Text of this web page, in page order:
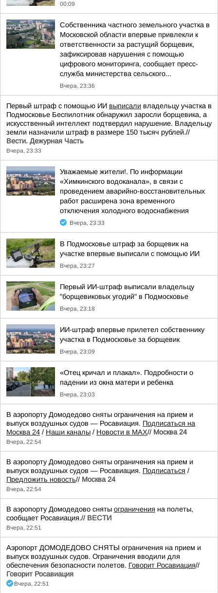
00:09
Собственника частного земельного участка в
Московской области впервые привлекли к
ответственности за растущий борщевик,
зафиксировав нарушения с помощью
цифрового мониторинга, сообщает пресс-
служба министерства сельского...
Вчера, 23:36
Первый штраф с помощью ИИ выписали владельцу участка в
Подмосковье Беспилотник обнаружил заросли борщевика, а
искусственный интеллект подтвердил нарушение. Владельцу
земли назначили штраф в размере 150 тысяч рублей.//
Вести. Дежурная Часть
Вчера, 23:33
Уважаемые жители!. По информации
«Химкинского водоканала», в связи с
проведением аварийно-восстановительных
работ расширена зона временного
отключения холодного водоснабжения
Вчера, 23:33
В Подмосковье штраф за борщевик на
участке впервые выписали с помощью ИИ
Вчера, 23:27
Первый ИИ-штраф выписали владельцу
"борщевиковых угодий" в Подмосковье
Вчера, 23:18
ИИ-штраф впервые прилетел собственнику
участка в Подмосковье за борщевик
Вчера, 23:09
«Отец кричал и плакал». Подробности о
падении из окна матери и ребенка
Вчера, 23:03
В аэропорту Домодедово сняты ограничения на прием и
выпуск воздушных судов — Росавиация. Подписаться на
Москва 24 / Наши каналы / Новости в MAX// Москва 24
Вчера, 22:54
В аэропорту Домодедово сняты ограничения на прием и
выпуск воздушных судов — Росавиация. Подписаться /
Предложить новость// Москва 24
Вчера, 22:54
В аэропорту Домодедово сняты ограничения на полеты,
сообщает Росавиация.// ВЕСТИ
Вчера, 22:51
Аэропорт ДОМОДЕДОВО СНЯТЫ ограничения на прием и
выпуск воздушных судов. Ограничения вводили для
обеспечения безопасности полетов. Говорит Росавиация//
Говорит Росавиация
Вчера, 22:51